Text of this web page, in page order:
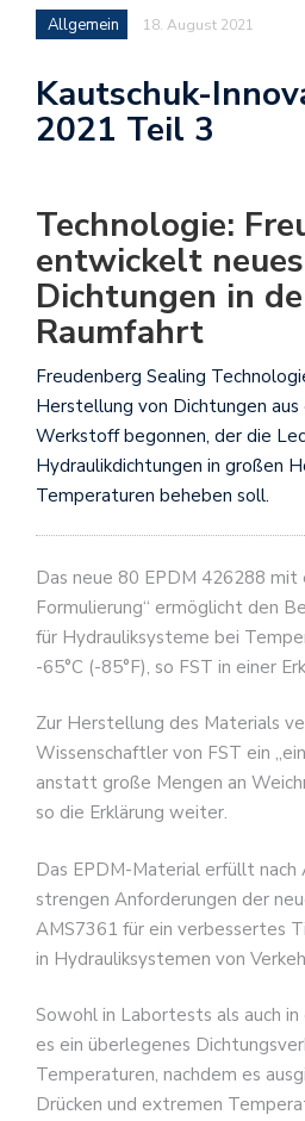
Allgemein 18. August 2021
Kautschuk-
2021 Teil 3
Technologie:
entwickelt
Dichtungen in
Raumfahrt
Freudenberg Sealing
Herstellung von Dichtungen aus
Werkstoff begonnen, der die
Hydraulikdichtungen in großen
Temperaturen beheben soll.
Das neue 80 EPDM 426288 mit
Formulierung“ ermöglicht den
für Hydrauliksysteme bei
-65°C (-85°F), so FST in einer
Zur Herstellung des Materials
Wissenschaftler von FST ein
anstatt große Mengen an
so die Erklärung weiter.
Das EPDM-Material erfüllt nach
strengen Anforderungen der
AMS7361 für ein verbessertes
in Hydrauliksystemen von
Sowohl in Labortests als auch
es ein überlegenes
Temperaturen, nachdem es
Drücken und extremen